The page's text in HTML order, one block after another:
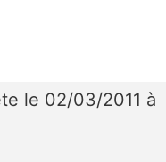
le 02/03/2011 à